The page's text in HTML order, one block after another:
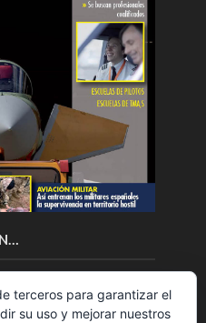
terceros para garantizar el
su uso y mejorar nuestros